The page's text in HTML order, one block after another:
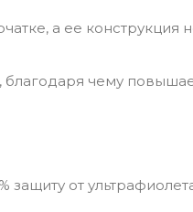
а ее конструкция
чему
от